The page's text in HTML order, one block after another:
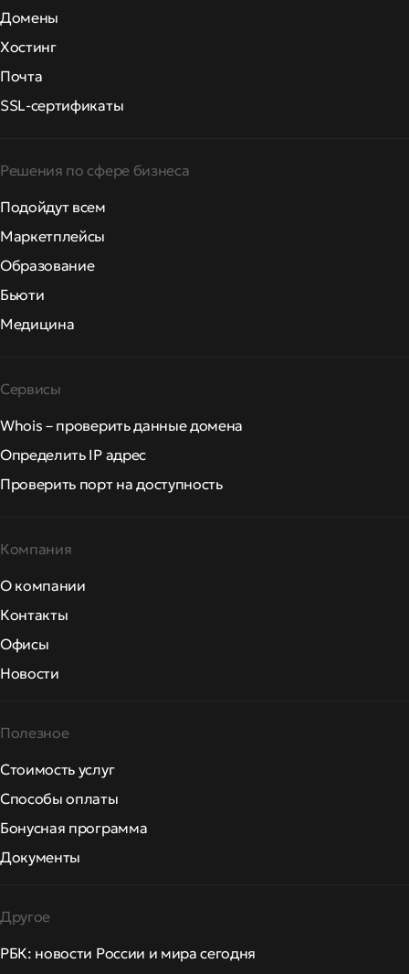
Домены
Хостинг
Почта
SSL-сертификаты
Решения по сфере бизнеса
Подойдут всем
Маркетплейсы
Образование
Бьюти
Медицина
Сервисы
Whois – проверить данные домена
Определить IP адрес
Проверить порт на доступность
Компания
О компании
Контакты
Офисы
Новости
Полезное
Стоимость услуг
Способы оплаты
Бонусная программа
Документы
Другое
РБК: новости России и мира сегодня